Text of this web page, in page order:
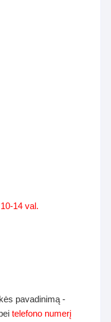
14 val.
pavadinimą -
telefono numerį